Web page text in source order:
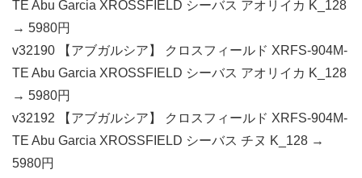
TE Abu Garcia XROSSFIELD シーバス アオリイカ K_128
→ 5980円
v32190 【アブガルシア】 クロスフィールド XRFS-904M-
TE Abu Garcia XROSSFIELD シーバス アオリイカ K_128
→ 5980円
v32192 【アブガルシア】 クロスフィールド XRFS-904M-
TE Abu Garcia XROSSFIELD シーバス チヌ K_128 →
5980円